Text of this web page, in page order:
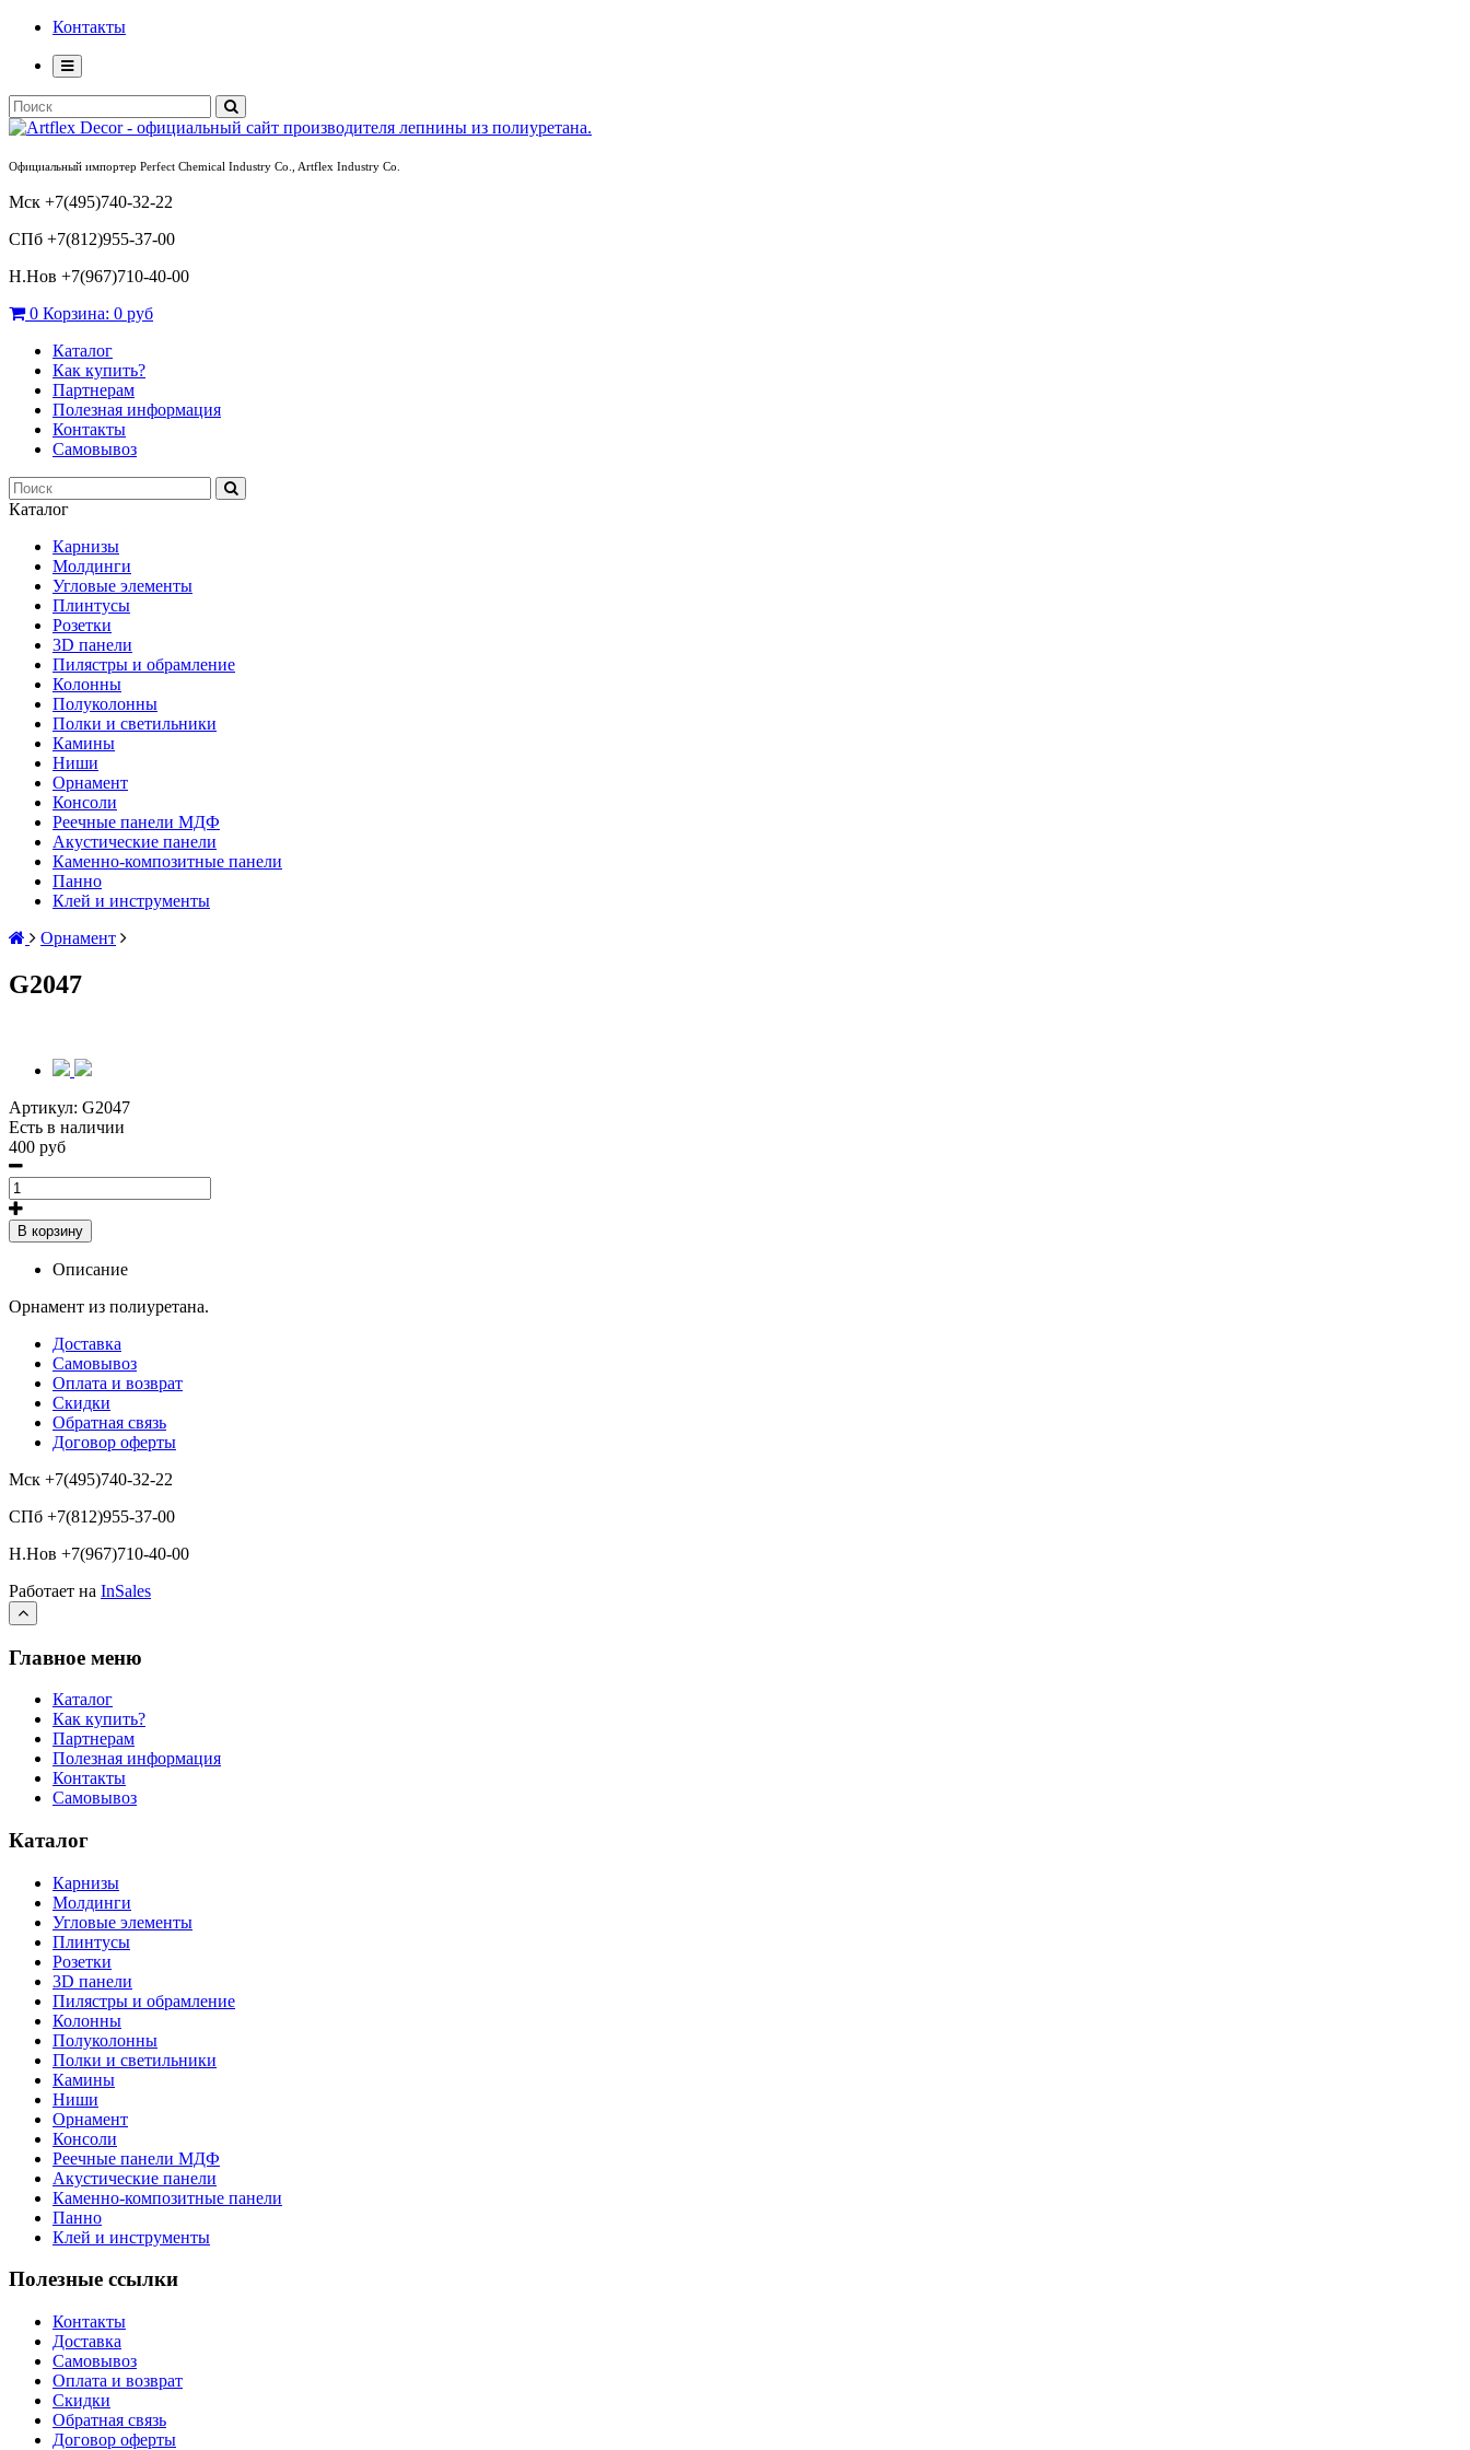
Контакты
Официальный импортер Perfect Chemical Industry Co., Artflex Industry Co.
Мск +7(495)740-32-22
СПб +7(812)955-37-00
Н.Нов +7(967)710-40-00
0 Корзина: 0 руб
Каталог
Как купить?
Партнерам
Полезная информация
Контакты
Самовывоз
Каталог
Карнизы
Молдинги
Угловые элементы
Плинтусы
Розетки
3D панели
Пилястры и обрамление
Колонны
Полуколонны
Полки и светильники
Камины
Ниши
Орнамент
Консоли
Реечные панели МДФ
Акустические панели
Каменно-композитные панели
Панно
Клей и инструменты
Орнамент
G2047
Артикул: G2047
Есть в наличии
400 руб
В корзину
Описание
Орнамент из полиуретана.
Доставка
Самовывоз
Оплата и возврат
Скидки
Обратная связь
Договор оферты
Мск +7(495)740-32-22
СПб +7(812)955-37-00
Н.Нов +7(967)710-40-00
Работает на InSales
Главное меню
Каталог
Как купить?
Партнерам
Полезная информация
Контакты
Самовывоз
Каталог
Карнизы
Молдинги
Угловые элементы
Плинтусы
Розетки
3D панели
Пилястры и обрамление
Колонны
Полуколонны
Полки и светильники
Камины
Ниши
Орнамент
Консоли
Реечные панели МДФ
Акустические панели
Каменно-композитные панели
Панно
Клей и инструменты
Полезные ссылки
Контакты
Доставка
Самовывоз
Оплата и возврат
Скидки
Обратная связь
Договор оферты